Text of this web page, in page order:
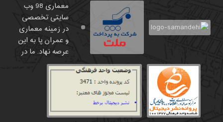
معماری 98 وب
سایتی تخصصی
در زمینه معماری
و عمران پا به این
عرصه نهاد. ما در